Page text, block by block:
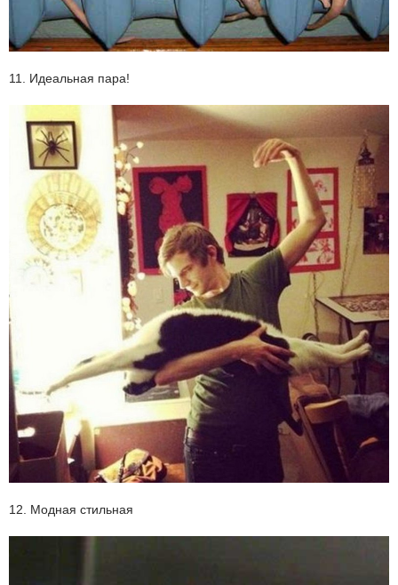
11. Идеальная пара!
12. Модная стильная